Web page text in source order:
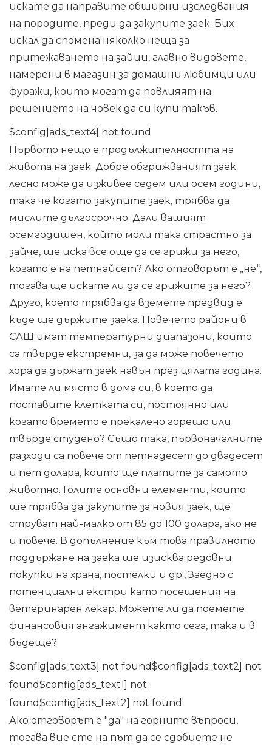
искате да направите обширни изследвания
на породите, преди да закупите заек. Бих
искал да спомена няколко неща за
притежаването на зайци, главно видовете,
намерени в магазин за домашни любимци или
фуражи, които могат да повлияят на
решението на човек да си купи такъв.
$config[ads_text4] not found
Първото нещо е продължителността на
живота на заек. Добре обгрижваният заек
лесно може да изживее седем или осем години,
така че когато закупите заек, трябва да
мислите дългосрочно. Дали вашият
осемгодишен, който моли така страстно за
зайче, ще иска все още да се грижи за него,
когато е на петнайсет? Ако отговорът е „не“,
тогава ще искате ли да се грижите за него?
Друго, което трябва да вземете предвид е
къде ще държите заека. Повечето райони в
САЩ имат температурни диапазони, които
са твърде екстремни, за да може повечето
хора да държат заек навън през цялата година.
Имате ли място в дома си, в което да
поставите клетката си, постоянно или
когато времето е прекалено горещо или
твърде студено? Също така, първоначалните
разходи са повече от петнадесет до двадесет
и пет долара, които ще платите за самото
животно. Голите основни елементи, които
ще трябва да закупите за новия заек, ще
струват най-малко от 85 до 100 долара, ако не
и повече. В допълнение към това правилното
поддържане на заека ще изисква редовни
покупки на храна, постелки и др., Заедно с
потенциални екстри като посещения на
ветеринарен лекар. Можете ли да поемете
финансовия ангажимент както сега, така и в
бъдеще?
$config[ads_text3] not found$config[ads_text2] not
found$config[ads_text1] not
found$config[ads_text2] not found
Ако отговорът е "да" на горните въпроси,
тогава вие сте на път да се сдобиете не